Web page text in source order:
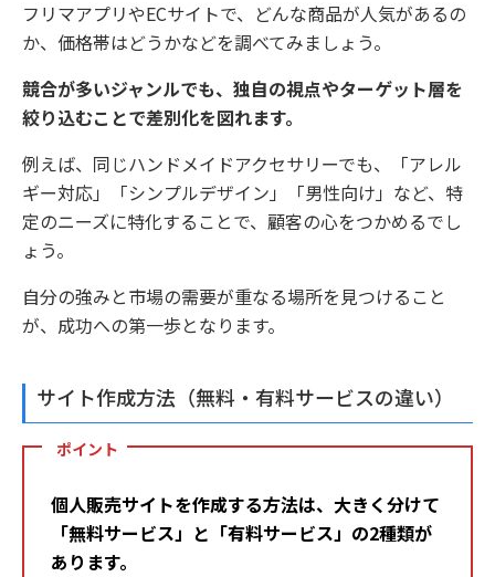
フリマアプリやECサイトで、どんな商品が人気があるの
か、価格帯はどうかなどを調べてみましょう。
競合が多いジャンルでも、独自の視点やターゲット層を
絞り込むことで差別化を図れます。
例えば、同じハンドメイドアクセサリーでも、「アレル
ギー対応」「シンプルデザイン」「男性向け」など、特
定のニーズに特化することで、顧客の心をつかめるでし
ょう。
自分の強みと市場の需要が重なる場所を見つけること
が、成功への第一歩となります。
サイト作成方法（無料・有料サービスの違い）
ポイント
個人販売サイトを作成する方法は、大きく分けて
「無料サービス」と「有料サービス」の2種類が
あります。